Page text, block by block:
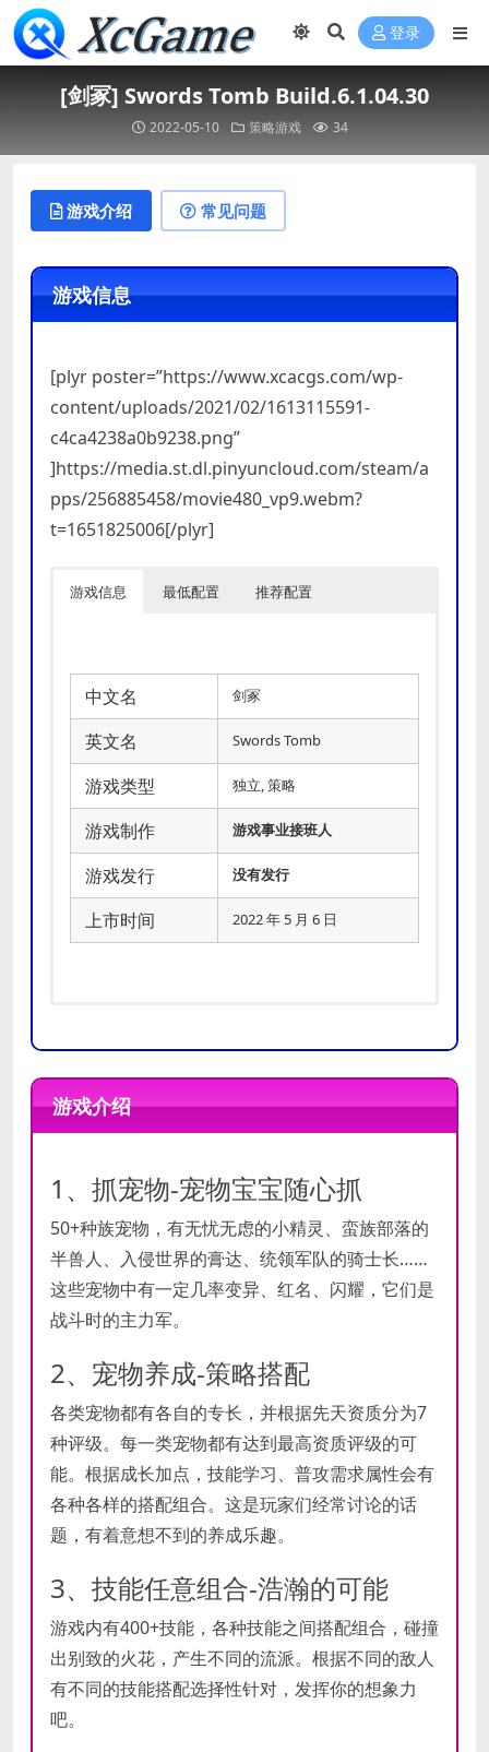
登录
[剑冢] Swords Tomb Build.6.1.04.30
2022-05-10 策略游戏 34
游戏介绍 常见问题
游戏信息
[plyr poster=”https://www.xcacgs.com/wp-
content/uploads/2021/02/1613115591-
c4ca4238a0b9238.png”
]https://media.st.dl.pinyuncloud.com/steam/a
pps/256885458/movie480_vp9.webm?
t=1651825006[/plyr]
游戏信息 最低配置 推荐配置
中文名 剑冢
英文名 Swords Tomb
游戏类型 独立, 策略
游戏制作 游戏事业接班人
游戏发行 没有发行
上市时间 2022 年 5 月 6 日
存储空间:需要 514 MB 可用空间
声卡: 可有可无
附注事项:N/A
存储空间:需要 514 MB 可用空间
声卡: 都可以
附注事项:N/A
游戏介绍
1、抓宠物-宠物宝宝随心抓
50+种族宠物，有无忧无虑的小精灵、蛮族部落的
半兽人、入侵世界的膏达、统领军队的骑士长……
这些宠物中有一定几率变异、红名、闪耀，它们是
战斗时的主力军。
2、宠物养成-策略搭配
各类宠物都有各自的专长，并根据先天资质分为7
种评级。每一类宠物都有达到最高资质评级的可
能。根据成长加点，技能学习、普攻需求属性会有
各种各样的搭配组合。这是玩家们经常讨论的话
题，有着意想不到的养成乐趣。
3、技能任意组合-浩瀚的可能
游戏内有400+技能，各种技能之间搭配组合，碰撞
出别致的火花，产生不同的流派。根据不同的敌人
有不同的技能搭配选择性针对，发挥你的想象力
吧。